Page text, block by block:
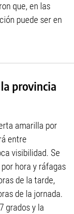
que, en las
puede ser en
provincia
amarilla por
entre
visibilidad. Se
hora y ráfagas
de la tarde,
de la jornada.
grados y la